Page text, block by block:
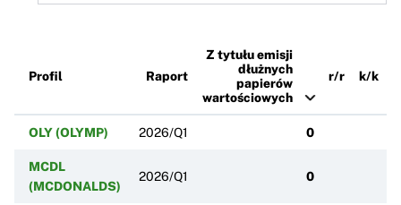
Profil Raport
Z tytułu emisji
dłużnych
papierów
wartościowych
r/r k/k
OLY (OLYMP) 2026/Q1 0
MCDL
(MCDONALDS)
2026/Q1 0